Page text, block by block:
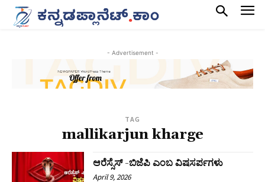
- Advertisement -
TAG
mallikarjun kharge
ಆರೆಸ್ಸೆಸ್ -ಬಿಜೆಪಿ ಎಂಬ ವಿಷಸರ್ಪಗಳು
April 9, 2026